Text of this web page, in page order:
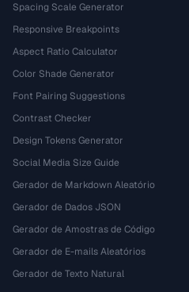
Spacing Scale Generator
Responsive Breakpoints
Aspect Ratio Calculator
Color Shade Generator
Font Pairing Suggestions
Contrast Checker
Design Tokens Generator
Social Media Size Guide
Gerador de Markdown Aleatório
Gerador de Dados JSON
Gerador de Amostras de Código
Gerador de E-mails Aleatórios
Gerador de Texto Natural